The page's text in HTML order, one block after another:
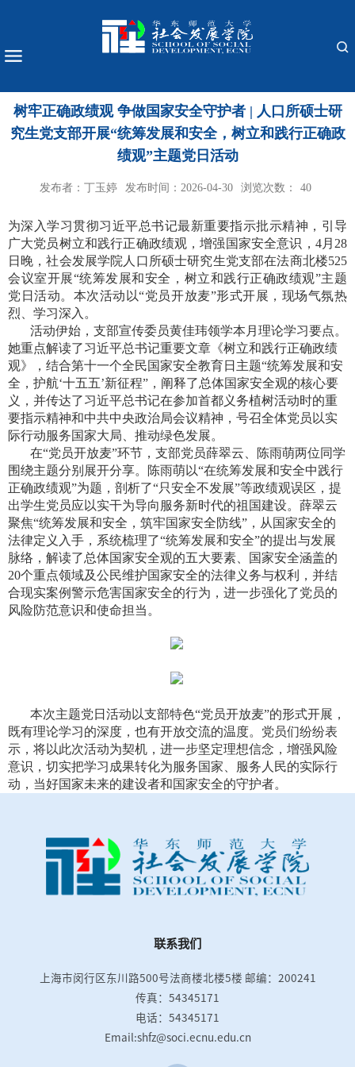
树牢正确政绩观 争做国家安全守护者 | 人口所硕士研
究生党支部开展“统筹发展和安全，树立和践行正确政
绩观”主题党日活动
发布者：丁玉婷 发布时间：2026-04-30 浏览次数： 40
为深入学习贯彻习近平总书记最新重要指示批示精神，引导
广大党员树立和践行正确政绩观，增强国家安全意识，4月28
日晚，社会发展学院人口所硕士研究生党支部在法商北楼525
会议室开展“统筹发展和安全，树立和践行正确政绩观”主题
党日活动。本次活动以“党员开放麦”形式开展，现场气氛热
烈、学习深入。
活动伊始，支部宣传委员黄佳玮领学本月理论学习要点。
她重点解读了习近平总书记重要文章《树立和践行正确政绩
观》，结合第十一个全民国家安全教育日主题“统筹发展和安
全，护航‘十五五’新征程”，阐释了总体国家安全观的核心要
义，并传达了习近平总书记在参加首都义务植树活动时的重
要指示精神和中共中央政治局会议精神，号召全体党员以实
际行动服务国家大局、推动绿色发展。
在“党员开放麦”环节，支部党员薛翠云、陈雨萌两位同学
围绕主题分别展开分享。陈雨萌以“在统筹发展和安全中践行
正确政绩观”为题，剖析了“只安全不发展”等政绩观误区，提
出学生党员应以实干为导向服务新时代的祖国建设。薛翠云
聚焦“统筹发展和安全，筑牢国家安全防线”，从国家安全的
法律定义入手，系统梳理了“统筹发展和安全”的提出与发展
脉络，解读了总体国家安全观的五大要素、国家安全涵盖的
20个重点领域及公民维护国家安全的法律义务与权利，并结
合现实案例警示危害国家安全的行为，进一步强化了党员的
风险防范意识和使命担当。
本次主题党日活动以支部特色“党员开放麦”的形式开展，
既有理论学习的深度，也有开放交流的温度。党员们纷纷表
示，将以此次活动为契机，进一步坚定理想信念，增强风险
意识，切实把学习成果转化为服务国家、服务人民的实际行
动，当好国家未来的建设者和国家安全的守护者。
联系我们
上海市闵行区东川路500号法商楼北楼5楼 邮编：200241
传真：54345171
电话：54345171
Email:shfz@soci.ecnu.edu.cn